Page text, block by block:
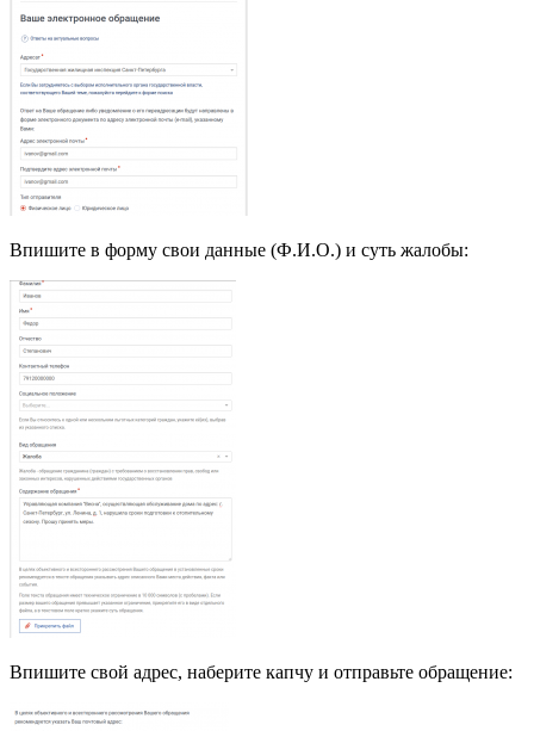
Впишите в форму свои данные (Ф.И.О.) и суть жалобы:
Впишите свой адрес, наберите капчу и отправьте обращение: